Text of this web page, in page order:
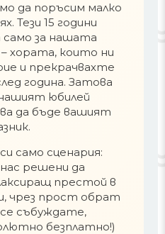
да поръсим малко
Тези 15 години
само за нашата
– хората, които ни
и прекрачвахте
година. Затова
юбилей
да бъде вашият
само сценария:
решени да
престой в
и, чрез прост обрат
събуждате,
безплатно!)